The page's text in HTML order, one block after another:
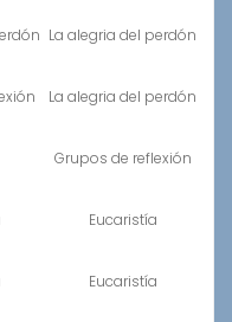
La alegria del perdón
La alegria del perdón
Grupos de reflexión
Eucaristía
Eucaristía